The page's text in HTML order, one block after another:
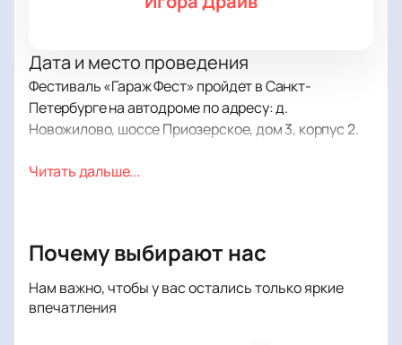
Дата и место проведения
Фестиваль «Гараж Фест» пройдет в Санкт-
Петербурге на автодроме по адресу: д.
Новожилово, шоссе Приозерское, дом 3, корпус 2.
О событии и площадке
автомобильному спорту и выставки автомобилей. В
программе — гонка на выносливость «1000
километров Игора Драйв», этап чемпионата РДС
ОПЕН (RDS OPEN) и кубок ГТ (GT) нового сезона.
Читать дальше...
Почему выбирают нас
Нам важно, чтобы у вас остались только яркие
впечатления